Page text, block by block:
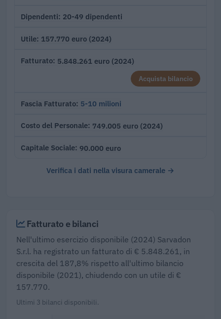
Dipendenti 20-49 dipendenti
Utile 157.770 euro (2024)
Fatturato 5.848.261 euro (2024)
Acquista bilancio
Fascia Fatturato 5-10 milioni
Costo del Personale 749.005 euro (2024)
Capitale Sociale 90.000 euro
Verifica i dati nella visura camerale →
Fatturato e bilanci
Nell'ultimo esercizio disponibile (2024) Sarvadon
S.r.l. ha registrato un fatturato di € 5.848.261, in
crescita del 187,8% rispetto all'ultimo bilancio
disponibile (2021), chiudendo con un utile di €
157.770.
Ultimi 3 bilanci disponibili.